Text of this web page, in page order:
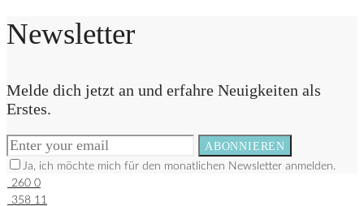
Newsletter
Melde dich jetzt an und erfahre Neuigkeiten als
Erstes.
ABONNIEREN
Ja, ich möchte mich für den monatlichen Newsletter anmelden.
260 0
358 11